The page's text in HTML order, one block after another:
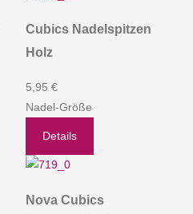
Cubics Nadelspitzen
Holz
5,95 €
Nadel-Größe
Details
Nova Cubics